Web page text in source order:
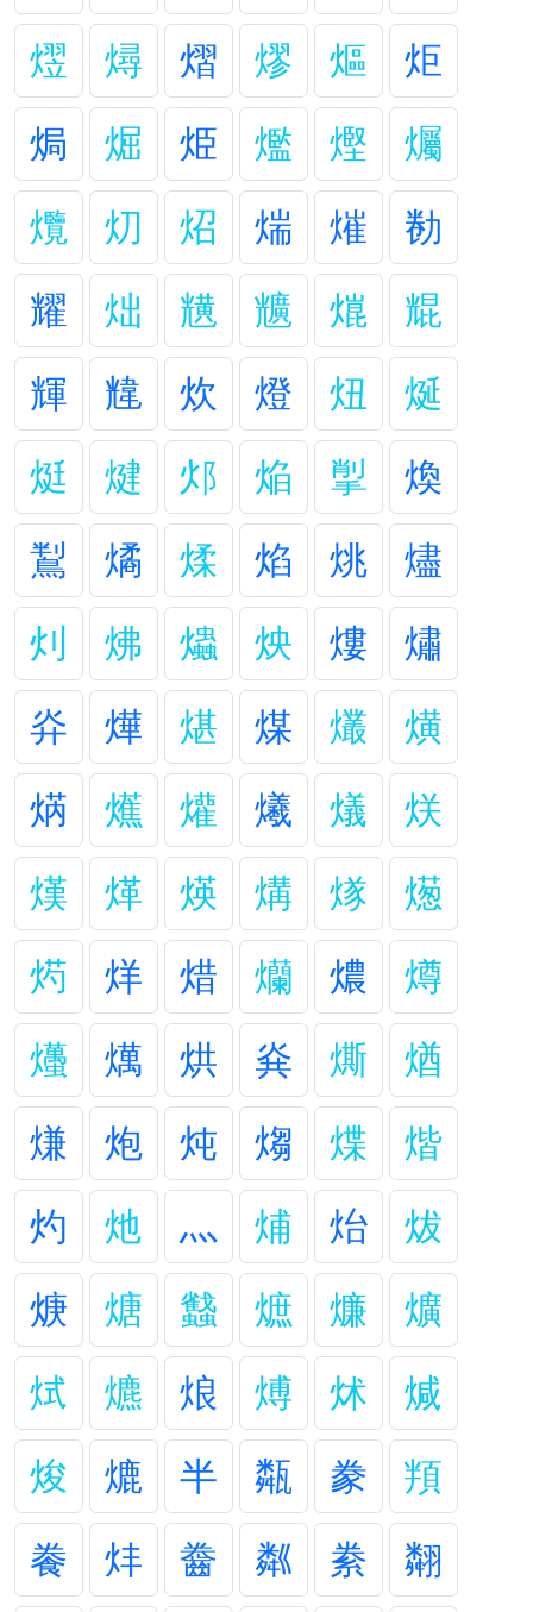
熤
燖 熠 熮 熰
炬
焗
煀 烥 爁 熞
爥
爦
灱 炤 煓 熣
勌
耀
炪 黋 兤 熴
尡
輝
韑 炊 燈 炄
烻
烶
煡 邩 焔 揱
煥
鵥
燏 煣 焰 烑
燼
灲
炥 爞 炴 熡
熽
灷
燁 煁 煤 爜
熿
焫
爑 爟 爔 燨
烪
熯
煂 煐 煹 煫
燪
烵
烊 焟 爤 燶
燇
爡
燤 烘 烡 燍
煪
熑
炮 炖 煼 煠
煯
灼
灺 灬 烳 炲
炦
焿
煻 蠽 熫 燫
爌
烒
爊 烺 煿 炢
煘
焌
熝 半 甐 豢
頖
餋
炐 齤 粼 絭
翷